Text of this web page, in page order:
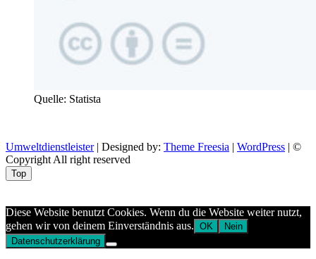
Quelle: Statista
Umweltdienstleister| Designed by: Theme Freesia | WordPress | ©
Copyright All right reserved
Top
Diese Website benutzt Cookies. Wenn du die Website weiter nutzt,
gehen wir von deinem Einverständnis aus. OK
Nein
Datenschutzerklärung